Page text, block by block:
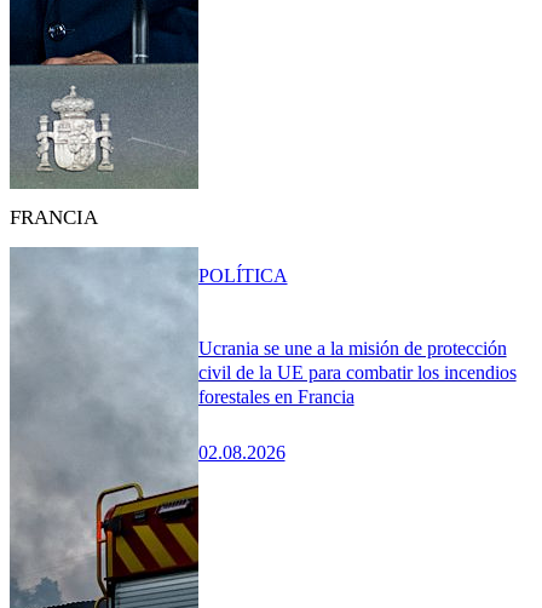
FRANCIA
Ucrania se une a la misión de protección
civil de la UE para combatir los incendios
forestales en Francia
02.08.2026
POLÍTICA